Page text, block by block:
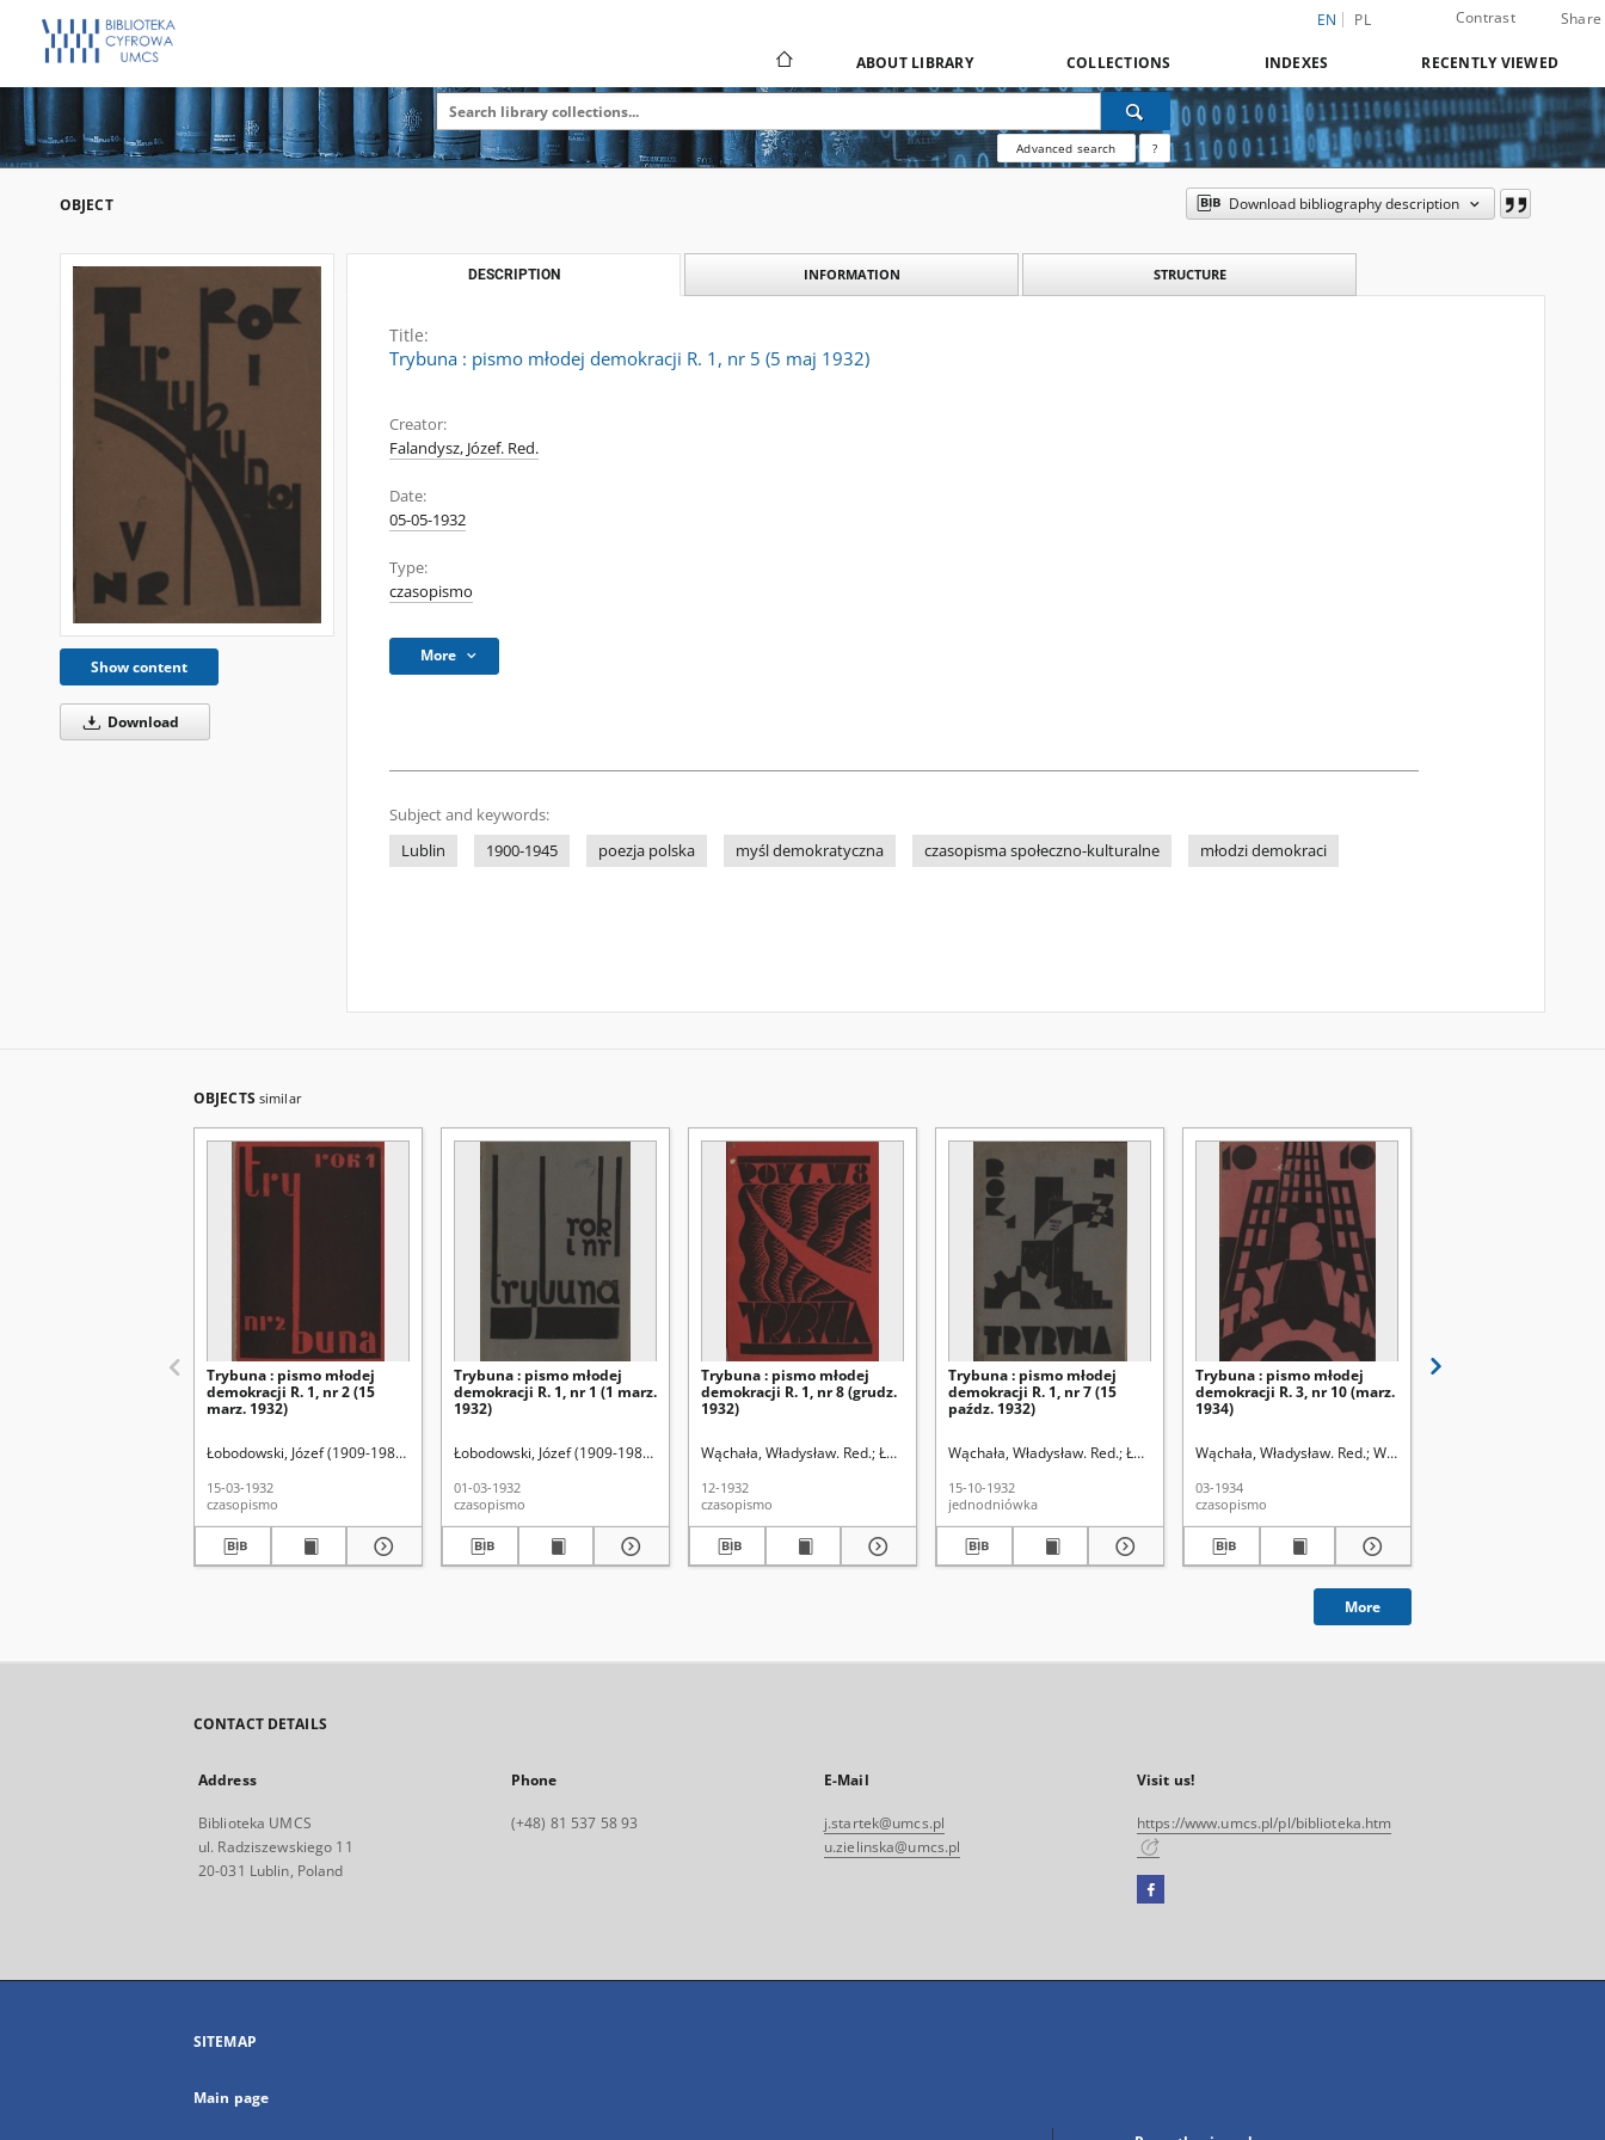
EN PL Contrast Share
ABOUT LIBRARY COLLECTIONS INDEXES RECENTLY VIEWED
Advanced search ?
OBJECT Download bibliography description
Show content
Download
DESCRIPTION INFORMATION STRUCTURE
Title:
Trybuna : pismo młodej demokracji R. 1, nr 5 (5 maj 1932)
Creator:
Falandysz, Józef. Red.
Date:
05-05-1932
Type:
czasopismo
More
Subject and keywords:
Lublin
1900-1945 poezja polska myśl demokratyczna czasopisma społeczno-kulturalne młodzi demokraci
OBJECTS similar
Trybuna : pismo młodej
demokracji R. 1, nr 2 (15
marz. 1932)
Łobodowski, Józef (1909-1988). Red. Łobodowski, Józef (1909-1988). Red.
15-03-1932
czasopismo
Trybuna : pismo młodej
demokracji R. 1, nr 1 (1 marz.
1932)
Łobodowski, Józef (1909-1988). Red. Łobodowski, Józef (1909-1988). Red.
01-03-1932
czasopismo
Trybuna : pismo młodej
demokracji R. 1, nr 8 (grudz.
1932)
Wąchała, Władysław. Red. Łobodowski, Józef (1909-1988). Red.
12-1932
czasopismo
Trybuna : pismo młodej
demokracji R. 1, nr 7 (15
paźdz. 1932)
Wąchała, Władysław. Red. Łobodowski, Józef (1909-1988). Red.
15-10-1932
jednodniówka
Trybuna : pismo młodej
demokracji R. 3, nr 10 (marz.
1934)
Wąchała, Władysław. Red. Wąchała, Władysław. Red.
03-1934
czasopismo
More
CONTACT DETAILS
Address
Biblioteka UMCS
ul. Radziszewskiego 11
20-031 Lublin, Poland
Phone
(+48) 81 537 58 93
E-Mail
j.startek@umcs.pl
u.zielinska@umcs.pl
Visit us!
https://www.umcs.pl/pl/biblioteka.htm
Facebook
open
SITEMAP
Main page